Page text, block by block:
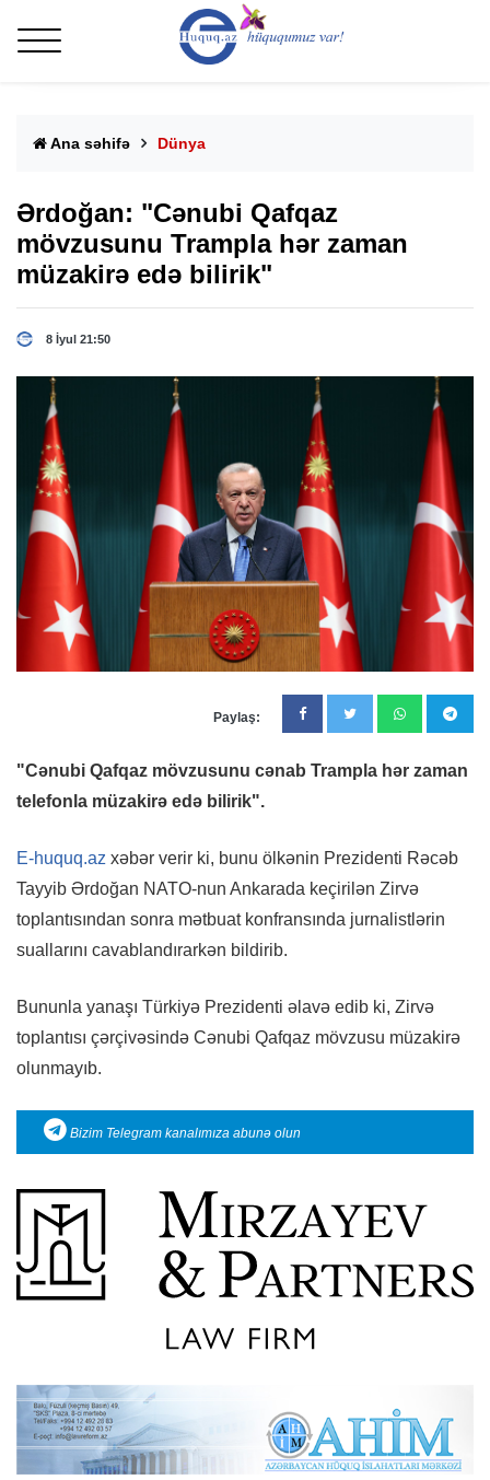
Ana səhifə Dünya
Ərdoğan: "Cənubi Qafqaz
mövzusunu Trampla hər zaman
müzakirə edə bilirik"
8 İyul 21:50
Paylaş:
"Cənubi Qafqaz mövzusunu cənab Trampla hər zaman
telefonla müzakirə edə bilirik".
E-huquq.az xəbər verir ki, bunu ölkənin Prezidenti Rəcəb
Tayyib Ərdoğan NATO-nun Ankarada keçirilən Zirvə
toplantısından sonra mətbuat konfransında jurnalistlərin
suallarını cavablandırarkən bildirib.
Bununla yanaşı Türkiyə Prezidenti əlavə edib ki, Zirvə
toplantısı çərçivəsində Cənubi Qafqaz mövzusu müzakirə
olunmayıb.
Bizim Telegram kanalımıza abunə olun